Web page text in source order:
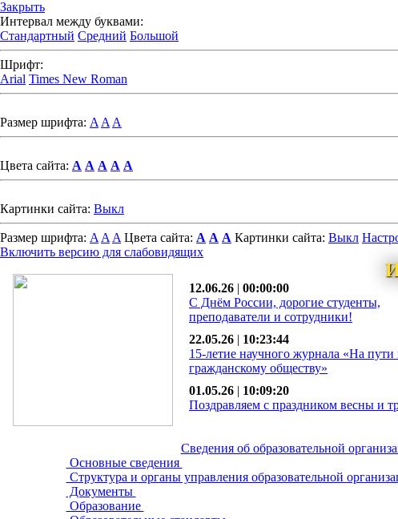
Закрыть
Интервал между буквами:
Стандартный Средний Большой
Шрифт:
Arial Times New Roman
Размер шрифта: A A A
Цвета сайта: A A A A A
Картинки сайта: Выкл
Размер шрифта: A A A Цвета сайта: A A A Картинки сайта: Выкл
Включить версию для слабовидящих
12.06.26 | 00:00:00
С Днём России, дорогие студенты,
преподаватели и сотрудники!
22.05.26 | 10:23:44
15-летие научного журнала «На пути
гражданскому обществу»
01.05.26 | 10:09:20
Поздравляем с праздником весны и
Сведения об образовательной
Основные сведения
Структура и органы управления образовательной
Документы
Образование